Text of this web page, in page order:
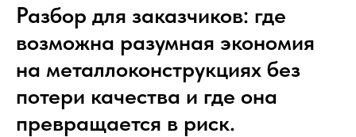
Разбор для заказчиков: где
возможна разумная экономия
на металлоконструкциях без
потери качества и где она
превращается в риск.